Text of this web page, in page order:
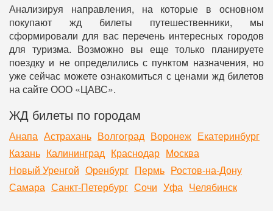
Анализируя направления, на которые в основном
покупают жд билеты путешественники, мы
сформировали для вас перечень интересных городов
для туризма. Возможно вы еще только планируете
поездку и не определились с пунктом назначения, но
уже сейчас можете ознакомиться с ценами жд билетов
на сайте ООО «ЦАВС».
ЖД билеты по городам
Анапа Астрахань Волгоград Воронеж Екатеринбург
Казань Калининград Краснодар Москва
Новый Уренгой Оренбург Пермь Ростов-на-Дону
Самара Санкт-Петербург Сочи Уфа Челябинск